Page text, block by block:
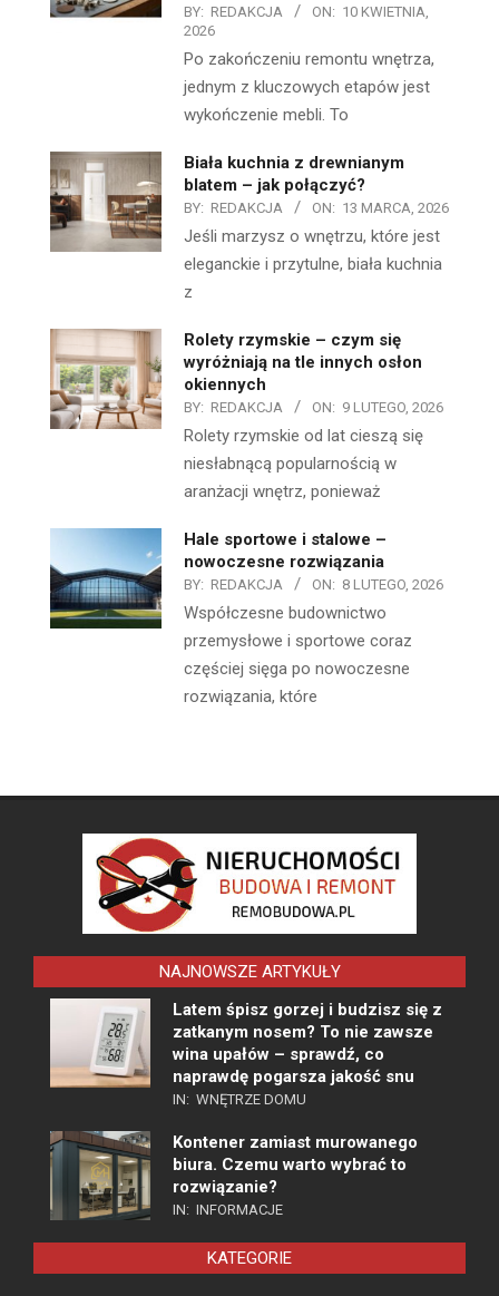
BY: REDAKCJA ON: 10 KWIETNIA,
2026
Po zakończeniu remontu wnętrza,
jednym z kluczowych etapów jest
wykończenie mebli. To
Biała kuchnia z drewnianym
blatem – jak połączyć?
BY: REDAKCJA ON: 13 MARCA, 2026
Jeśli marzysz o wnętrzu, które jest
eleganckie i przytulne, biała kuchnia
z
Rolety rzymskie – czym się
wyróżniają na tle innych osłon
okiennych
BY: REDAKCJA ON: 9 LUTEGO, 2026
Rolety rzymskie od lat cieszą się
niesłabnącą popularnością w
aranżacji wnętrz, ponieważ
Hale sportowe i stalowe –
nowoczesne rozwiązania
BY: REDAKCJA ON: 8 LUTEGO, 2026
Współczesne budownictwo
przemysłowe i sportowe coraz
częściej sięga po nowoczesne
rozwiązania, które
NAJNOWSZE ARTYKUŁY
Latem śpisz gorzej i budzisz się z
zatkanym nosem? To nie zawsze
wina upałów – sprawdź, co
naprawdę pogarsza jakość snu
IN: WNĘTRZE DOMU
Kontener zamiast murowanego
biura. Czemu warto wybrać to
rozwiązanie?
IN: INFORMACJE
KATEGORIE